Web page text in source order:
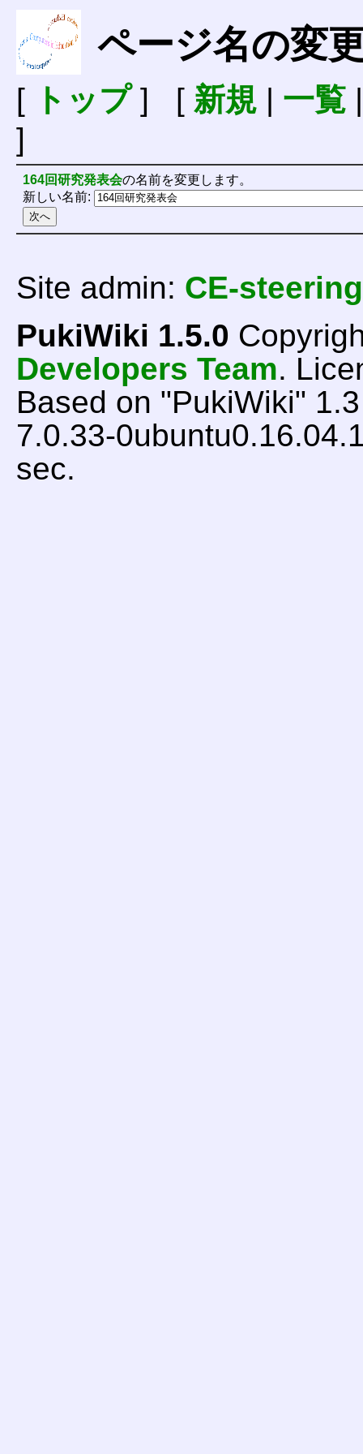
ページ名の変
[ トップ] [ 新規| 一覧
]
164回研究発表会の名前を変更します。
新しい名前:
Site admin: CE-steering
PukiWiki 1.5.0
Developers Team.
Based on "PukiWiki"
7.0.33-
sec.